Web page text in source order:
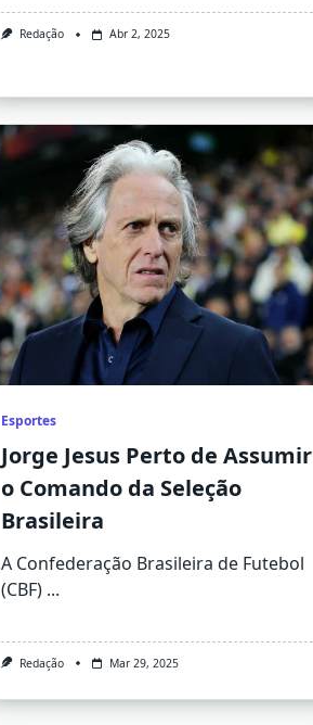
Redação Abr 2, 2025
Esportes
Jorge Jesus Perto de Assumir
o Comando da Seleção
Brasileira
A Confederação Brasileira de Futebol
(CBF) ...
Redação Mar 29, 2025